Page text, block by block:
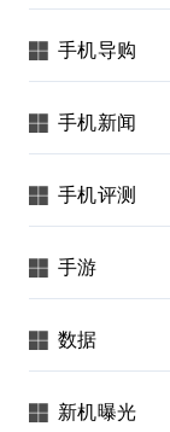
手机导购
手机新闻
手机评测
手游
数据
新机曝光